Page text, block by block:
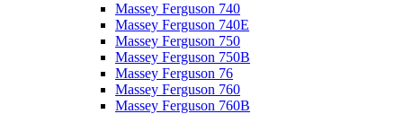
Massey Ferguson 740
Massey Ferguson 740E
Massey Ferguson 750
Massey Ferguson 750B
Massey Ferguson 76
Massey Ferguson 760
Massey Ferguson 760B